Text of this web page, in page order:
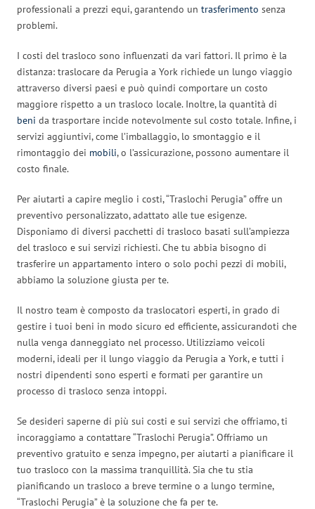
professionali a prezzi equi, garantendo un trasferimento senza
problemi.
I costi del trasloco sono influenzati da vari fattori. Il primo è la
distanza: traslocare da Perugia a York richiede un lungo viaggio
attraverso diversi paesi e può quindi comportare un costo
maggiore rispetto a un trasloco locale. Inoltre, la quantità di
beni da trasportare incide notevolmente sul costo totale. Infine, i
servizi aggiuntivi, come l’imballaggio, lo smontaggio e il
rimontaggio dei mobili, o l’assicurazione, possono aumentare il
costo finale.
Per aiutarti a capire meglio i costi, “Traslochi Perugia” offre un
preventivo personalizzato, adattato alle tue esigenze.
Disponiamo di diversi pacchetti di trasloco basati sull’ampiezza
del trasloco e sui servizi richiesti. Che tu abbia bisogno di
trasferire un appartamento intero o solo pochi pezzi di mobili,
abbiamo la soluzione giusta per te.
Il nostro team è composto da traslocatori esperti, in grado di
gestire i tuoi beni in modo sicuro ed efficiente, assicurandoti che
nulla venga danneggiato nel processo. Utilizziamo veicoli
moderni, ideali per il lungo viaggio da Perugia a York, e tutti i
nostri dipendenti sono esperti e formati per garantire un
processo di trasloco senza intoppi.
Se desideri saperne di più sui costi e sui servizi che offriamo, ti
incoraggiamo a contattare “Traslochi Perugia”. Offriamo un
preventivo gratuito e senza impegno, per aiutarti a pianificare il
tuo trasloco con la massima tranquillità. Sia che tu stia
pianificando un trasloco a breve termine o a lungo termine,
“Traslochi Perugia” è la soluzione che fa per te.